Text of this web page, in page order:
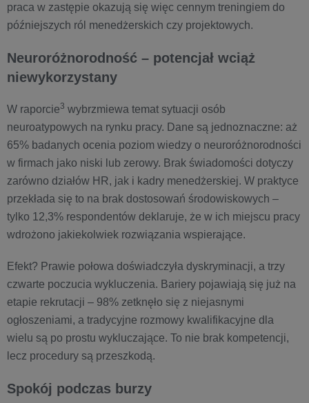
praca w zastępie okazują się więc cennym treningiem do
późniejszych ról menedżerskich czy projektowych.
Neuroróżnorodność – potencjał wciąż
niewykorzystany
W raporcie3 wybrzmiewa temat sytuacji osób
neuroatypowych na rynku pracy. Dane są jednoznaczne: aż
65% badanych ocenia poziom wiedzy o neuroróżnorodności
w firmach jako niski lub zerowy. Brak świadomości dotyczy
zarówno działów HR, jak i kadry menedżerskiej. W praktyce
przekłada się to na brak dostosowań środowiskowych –
tylko 12,3% respondentów deklaruje, że w ich miejscu pracy
wdrożono jakiekolwiek rozwiązania wspierające.
Efekt? Prawie połowa doświadczyła dyskryminacji, a trzy
czwarte poczucia wykluczenia. Bariery pojawiają się już na
etapie rekrutacji – 98% zetknęło się z niejasnymi
ogłoszeniami, a tradycyjne rozmowy kwalifikacyjne dla
wielu są po prostu wykluczające. To nie brak kompetencji,
lecz procedury są przeszkodą.
Spokój podczas burzy